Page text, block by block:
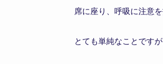
席に座り、呼吸に注意
とても単純なことです